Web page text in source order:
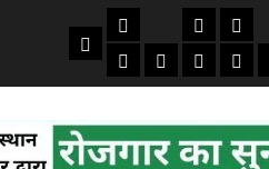
Home
तकनीकी
ऑटो
मोबाइल
क्राइम/
अजबबैंक